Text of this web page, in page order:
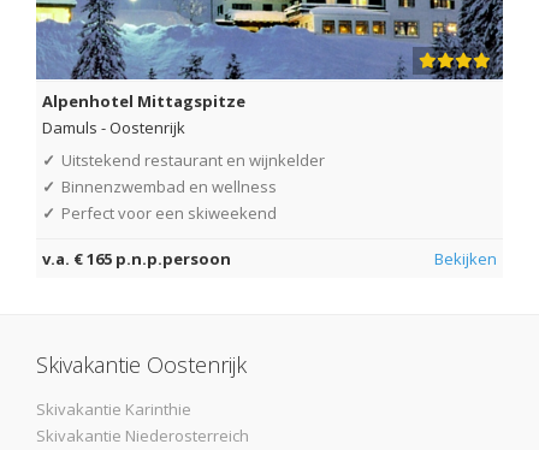
Alpenhotel Mittagspitze
Damuls -Oostenrijk
✓ Uitstekend restaurant en wijnkelder
✓ Binnenzwembad en wellness
✓ Perfect voor een skiweekend
v.a. € 165 p.n.p.persoon Bekijken
Skivakantie Oostenrijk
Skivakantie Karinthie
Skivakantie Niederosterreich